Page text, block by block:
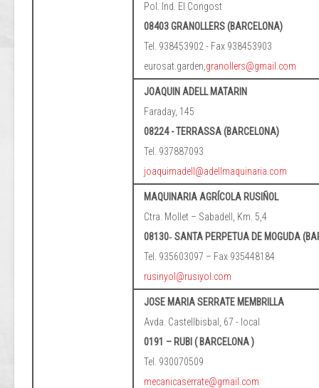
Pol. Ind. El Congost
08403 GRANOLLERS (BARCELONA)
Tel. 938453902 - Fax 938453903
eurosat.garden, granollers@gmail.com
JOAQUIN ADELL MATARIN
Faraday, 145
08224 - TERRASSA (BARCELONA)
Tel. 937887093
joaquimadell@adellmaquinaria.com
MAQUINARIA AGRÍCOLA RUSIÑOL
Ctra. Mollet – Sabadell, Km. 5,4
08130‐ SANTA PERPETUA DE MOGUDA
Tel. 935603097 – Fax 935448184
rusinyol@rusiyol.com
JOSE MARIA SERRATE MEMBRILLA
Avda. Castellbisbal, 67 - local
0191 – RUBI ( BARCELONA )
Tel. 930070509
mecanicaserrate@gmail.com